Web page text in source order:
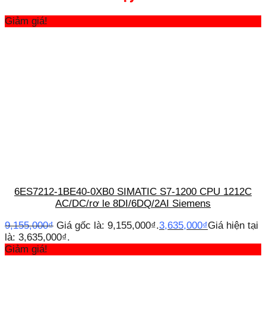
Giảm giá!
6ES7212-1BE40-0XB0 SIMATIC S7-1200 CPU 1212C
AC/DC/rơ le 8DI/6DQ/2AI Siemens
9,155,000₫ Giá gốc là: 9,155,000₫.3,635,000₫Giá hiện tại
là: 3,635,000₫.
Giảm giá!